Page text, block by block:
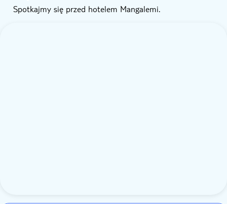
Spotkajmy się przed hotelem Mangalemi.